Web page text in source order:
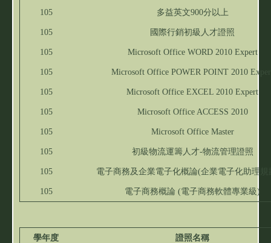
105 多益英文900分以上
105 國際行銷初級人才證照
105 Microsoft Office WORD 2010 Expert
105 Microsoft Office POWER POINT 2010
105 Microsoft Office EXCEL 2010 Expert
105 Microsoft Office ACCESS 2010
105 Microsoft Office Master
105 初級物流運籌人才-物流管理證照
105 電子商務及企業電子化概論(企業電子化助理規
105 電子商務概論 (電子商務軟體專業級)
學年度 證照名稱